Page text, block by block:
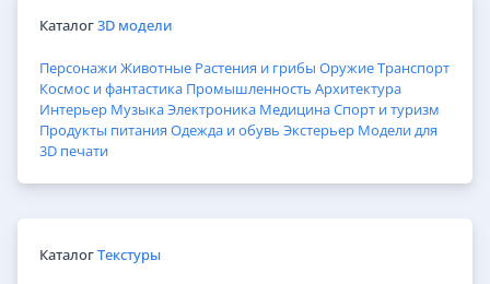
Каталог3D модели
ПерсонажиЖивотные Растения и грибы ОружиеТранспорт
Космос и фантастика Промышленность Архитектура
Интерьер МузыкаЭлектроника МедицинаСпорт и туризм
Продукты питания Одежда и обувь Экстерьер Модели для
3D печати
КаталогТекстуры